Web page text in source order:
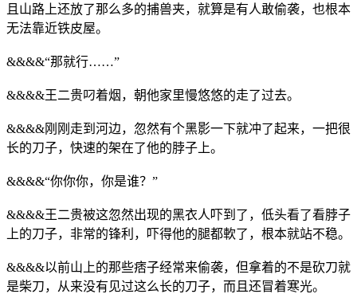
且山路上还放了那么多的捕兽夹，就算是有人敢偷袭，也根本
无法靠近铁皮屋。
&&&&“那就行……”
&&&&王二贵叼着烟，朝他家里慢悠悠的走了过去。
&&&&刚刚走到河边，忽然有个黑影一下就冲了起来，一把很
长的刀子，快速的架在了他的脖子上。
&&&&“你你你，你是谁？”
&&&&王二贵被这忽然出现的黑衣人吓到了，低头看了看脖子
上的刀子，非常的锋利，吓得他的腿都軟了，根本就站不稳。
&&&&以前山上的那些痞子经常来偷袭，但拿着的不是砍刀就
是柴刀，从来没有见过这么长的刀子，而且还冒着寒光。